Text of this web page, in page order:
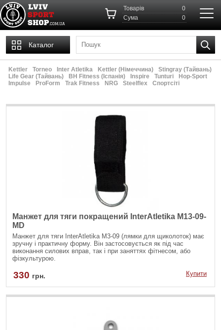
Товарів
0
Cума
0
Каталог
Kettler Torneo Inter Atletika Kettler (Німеччина)
Stingray (Тайвань)
Life Gear (Тайвань)
ВН Fitness (Іспанія) Inspire Tunturi
Hop-Sport
Impulse
ProForm Trak Fitness NRG Steelflex Спортсіті
Манжет для тяги покращений InterAtletika M13-09-
MD
Манжет для тяги InterAtletika М3-09 (лямки для щиколоток) має
зручну і практичну форму. Він застосовується як під час
виконання силових вправ, так і при заняттях фітнесом, або
фізкультурою.
330 грн. Купити